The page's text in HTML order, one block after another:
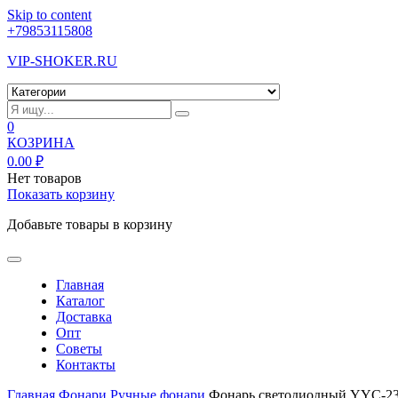
Skip to content
+79853115808
VIP-SHOKER.RU
0
КОЗРИНА
0.00 ₽
Нет товаров
Показать корзину
Добавьте товары в корзину
Главная
Каталог
Доставка
Опт
Советы
Контакты
Главная Фонари Ручные фонари Фонарь светодиодный YYC-